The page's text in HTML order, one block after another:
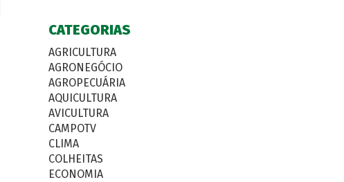
CATEGORIAS
AGRICULTURA
AGRONEGÓCIO
AGROPECUÁRIA
AQUICULTURA
AVICULTURA
CAMPOTV
CLIMA
COLHEITAS
ECONOMIA